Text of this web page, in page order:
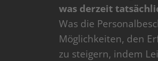
was derzeit
Was die
Möglichkeiten, den
zu steigern, indem